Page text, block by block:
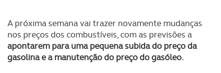
A próxima semana vai trazer novamente mudanças
nos preços dos combustíveis, com as previsões a
apontarem para uma pequena subida do preço da
gasolina e a manutenção do preço do gasóleo.